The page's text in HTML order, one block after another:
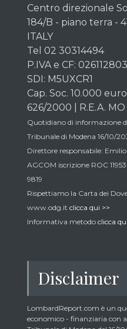
Centro direzionale
184/B - piano terra -
ITALY
Tel 02 30314494
P.IVA e CF:
SDI: M5UXCR1
Cap. Soc. 10.000
626/2000 | R.E.A. MO
Quotidiano di informazione
Tribunale di Modena 16/10/
Direttore responsabile: Emilio
AGCOM iscrizione ROC
9819
Rispettiamo la Carta dei
www.odg.it clicca qui >>
Informativa metodo clicca
Disclaimer
LombardReport.com è un
economico - finanziaria con